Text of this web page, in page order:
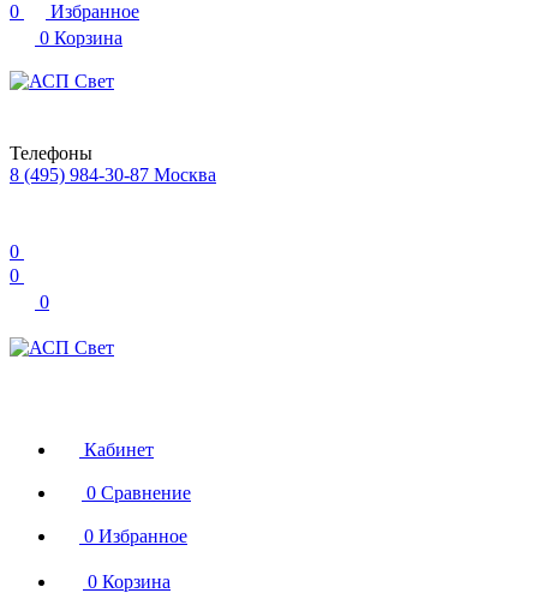
0
Избранное
0 Корзина
Телефоны
8 (495) 984-30-87 Москва
0
0
0
Кабинет
0 Сравнение
0 Избранное
0 Корзина